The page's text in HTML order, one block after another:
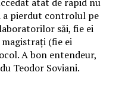
a pierdut controlul pe
săi, fie ei
magistrați (fie ei
A bon entendeur,
Teodor Soviani.